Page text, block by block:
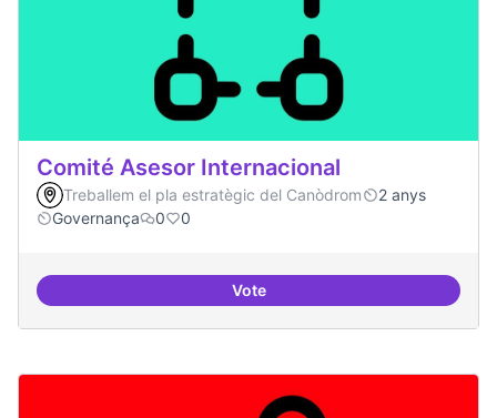
Comité Asesor Internacional
Treballem el pla estratègic del Canòdrom
2 anys
Governança
0 0
VoteComité Asesor Internacional